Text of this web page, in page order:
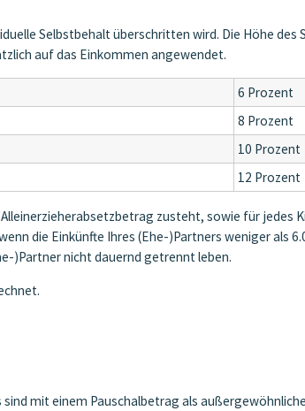
Selbstbehalt überschritten wird. Die Höhe des
auf das Einkommen angewendet.
6 Prozent
8 Prozent
10 Prozent
12 Prozent
zusteht, sowie für jedes
die Einkünfte Ihres (Ehe-)Partners weniger als
)Partner nicht dauernd getrennt leben.
mit einem Pauschalbetrag als